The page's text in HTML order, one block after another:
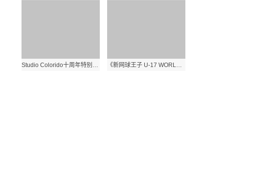
Studio Colorido十周年特别纪念PV公开 是日本一家动画制作工作室 《新网球王子 U-17 WORLD CUP》德国代表队PV公开 将于2022年7月开播